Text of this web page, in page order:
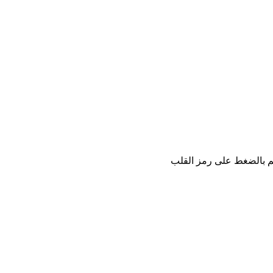
بالضغط على رمز القلب